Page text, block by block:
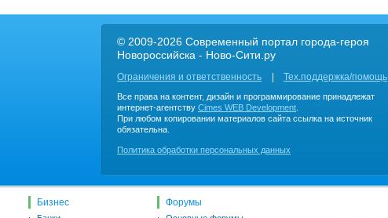
© 2009-2026 Современный портал города-героя
Новороссийска - Ново-Сити.ру
Ограничения и ответственность Тех.поддержка/помощь
Все права на контент, дизайн и программирование принадлежат
интернет-агентству Cimes WEB Development
При любом копировании материалов сайта ссылка на источник
обязательна.
Политика обработки персональных данных
Бизнес Форумы